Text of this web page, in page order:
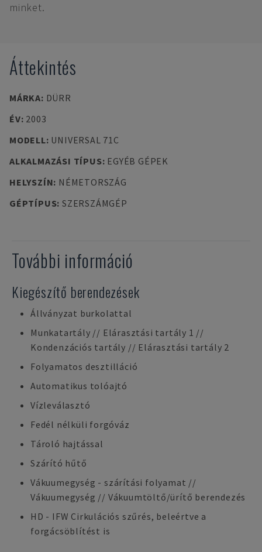
minket.
Áttekintés
MÁRKA: DÜRR
ÉV: 2003
MODELL: UNIVERSAL 71C
ALKALMAZÁSI TÍPUS: EGYÉB GÉPEK
HELYSZÍN: NÉMETORSZÁG
GÉPTÍPUS: SZERSZÁMGÉP
További információ
Kiegészítő berendezések
Állványzat burkolattal
Munkatartály // Elárasztási tartály 1 //
Kondenzációs tartály // Elárasztási tartály 2
Folyamatos desztilláció
Automatikus tolóajtó
Vízleválasztó
Fedél nélküli forgóváz
Tároló hajtással
Szárító hűtő
Vákuumegység - szárítási folyamat //
Vákuumegység // Vákuumtöltő/ürítő berendezés
HD - IFW Cirkulációs szűrés, beleértve a
forgácsöblítést is